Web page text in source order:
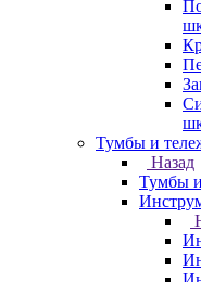
Тумбы и
Назад
Тумбы